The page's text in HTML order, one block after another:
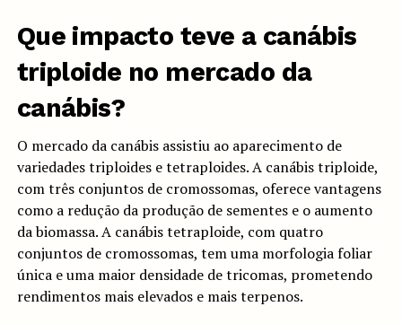
Que impacto teve a canábis
triploide no mercado da
canábis?
O mercado da canábis assistiu ao aparecimento de
variedades triploides e tetraploides. A canábis triploide,
com três conjuntos de cromossomas, oferece vantagens
como a redução da produção de sementes e o aumento
da biomassa. A canábis tetraploide, com quatro
conjuntos de cromossomas, tem uma morfologia foliar
única e uma maior densidade de tricomas, prometendo
rendimentos mais elevados e mais terpenos.